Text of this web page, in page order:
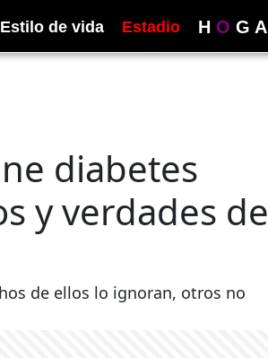
Estilo de vida Estadio H O G A
diabetes
y verdades de
de ellos lo ignoran, otros no